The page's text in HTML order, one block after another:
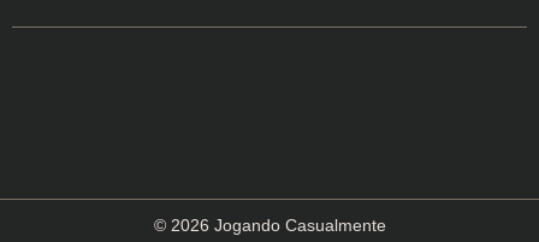
© 2026 Jogando Casualmente